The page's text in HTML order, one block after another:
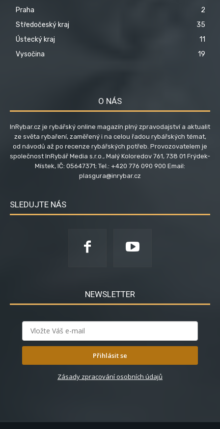
Praha
2
Středočeský kraj
35
Ústecký kraj
11
Vysočina
19
O NÁS
InRybar.cz je rybářský online magazín plný zpravodajství a aktualit
ze světa rybaření, zaměřený i na celou řadou rybářských témat,
od návodů až po recenze rybářských potřeb. Provozovatelem je
společnost InRybář Media s.r.o., Malý Koloredov 761, 738 01 Frýdek-
Místek, IČ: 05647371; Tel.: +420 776 090 900 Email:
plasgura@inrybar.cz
SLEDUJTE NÁS
NEWSLETTER
Přihlásit se
Zásady zpracování osobních údajů